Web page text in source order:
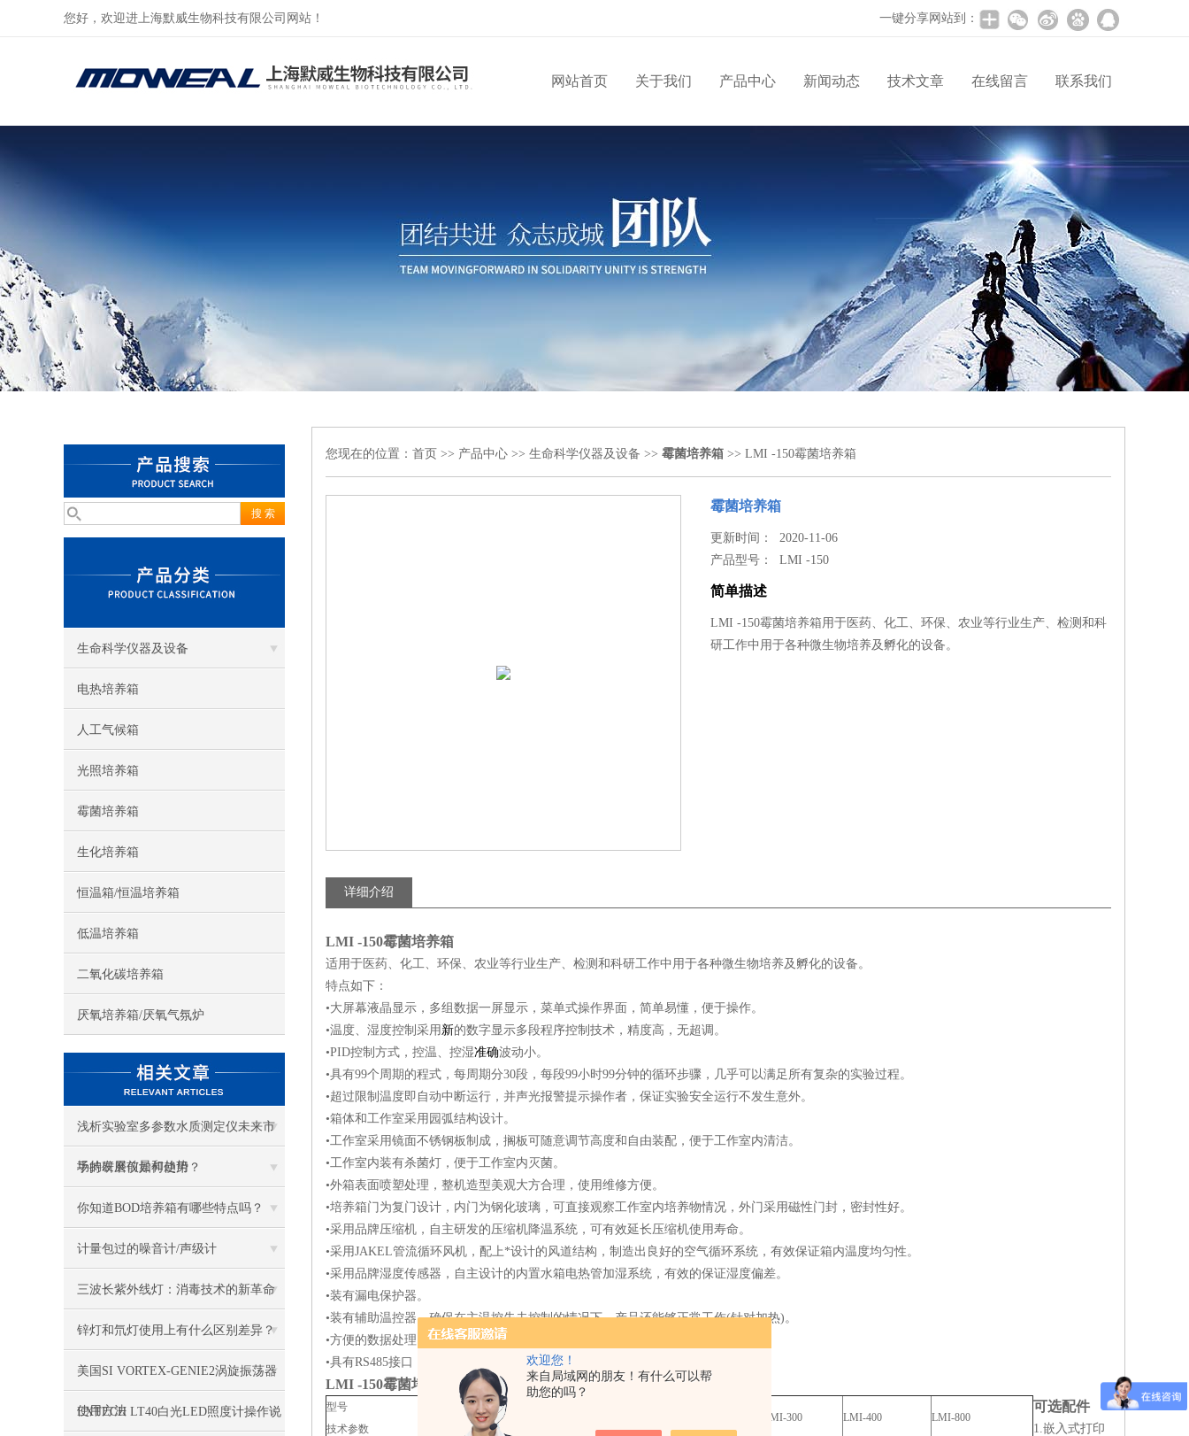
欢迎您！
来自局域网的朋友！有什么可以帮
助您的吗？
您好，欢迎进上海默威生物科技有限公司网站！ 一键分享网站到：
网站首页 关于我们 产品中心 新闻动态 技术文章 在线留言 联系我们
生命科学仪器及设备
电热培养箱
人工气候箱
光照培养箱
霉菌培养箱
生化培养箱
恒温箱/恒温培养箱
低温培养箱
二氧化碳培养箱
厌氧培养箱/厌氧气氛炉
浅析实验室多参数水质测定仪未来市
场的发展前景和趋势
手持研磨仪如何使用？
你知道BOD培养箱有哪些特点吗？
计量包过的噪音计/声级计
三波长紫外线灯：消毒技术的新革命
锌灯和氘灯使用上有什么区别差异？
美国SI VORTEX-GENIE2涡旋振荡器
使用方法
EXTECH LT40白光LED照度计操作说
您现在的位置： 首页 >> 产品中心 >> 生命科学仪器及设备 >> 霉菌培养箱 >> LMI -150霉菌培养箱
霉菌培养箱
更新时间： 2020-11-06
产品型号：LMI -150
简单描述
LMI -150霉菌培养箱用于医药、化工、环保、农业等行业生产、检测和科
研工作中用于各种微生物培养及孵化的设备。
详细介绍
LMI -150霉菌培养箱
适用于医药、化工、环保、农业等行业生产、检测和科研工作中用于各种微生物培养及孵化的设备。
特点如下：
•大屏幕液晶显示，多组数据一屏显示，菜单式操作界面，简单易懂，便于操作。
•温度、湿度控制采用 新的数字显示多段程序控制技术，精度高，无超调。
•PID控制方式，控温、控湿准确波动小。
•具有99个周期的程式，每周期分30段，每段99小时99分钟的循环步骤，几乎可以满足所有复杂的实验过程。
•超过限制温度即自动中断运行，并声光报警提示操作者，保证实验安全运行不发生意外。
•箱体和工作室采用园弧结构设计。
•工作室采用镜面不锈钢板制成，搁板可随意调节高度和自由装配，便于工作室内清洁。
•工作室内装有杀菌灯，便于工作室内灭菌。
•外箱表面喷塑处理，整机造型美观大方合理，使用维修方便。
•培养箱门为复门设计，内门为钢化玻璃，可直接观察工作室内培养物情况，外门采用磁性门封，密封性好。
•采用品牌压缩机，自主研发的压缩机降温系统，可有效延长压缩机使用寿命。
•采用JAKEL管流循环风机，配上*设计的风道结构，制造出良好的空气循环系统，有效保证箱内温度均匀性。
•采用品牌湿度传感器，自主设计的内置水箱电热管加湿系统，有效的保证湿度偏差。
•装有漏电保护器。
•装有辅助温控器，确保在主温控失去控制的情况下，产品还能够正常工作(针对加热)。
•方便的数据处理（选配）
•具有RS485接口，可连接打印机或计算机，能记录温度参数的变化状况。（选配）
LMI -150霉菌培养箱 技术参数
型号
技术参数
LMI-300 LMI-400 LMI-800
可选配件
1.嵌入式打印